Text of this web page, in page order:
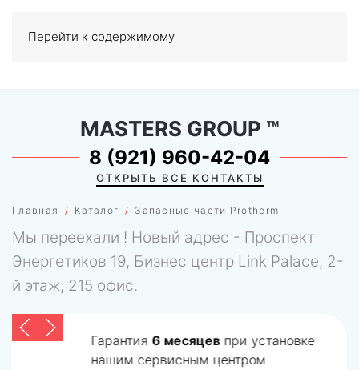
Перейти к содержимому
0
Главная Каталог Запасные части Protherm
MASTERS GROUP ™
8 (921) 960-42-04
ОТКРЫТЬ ВСЕ КОНТАКТЫ
Мы переехали ! Новый адрес - Проспект
Энергетиков 19, Бизнес центр Link Palace, 2-
й этаж, 215 офис.
Гарантия 6 месяцевпри установке
нашим сервисным центром